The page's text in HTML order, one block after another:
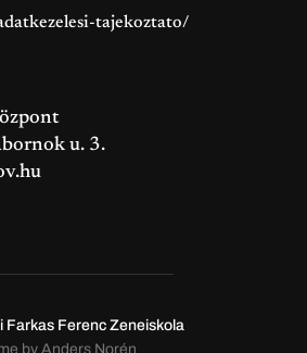
tajekoztato/
u. 3.
Farkas Ferenc Zeneiskola
by Anders Norén